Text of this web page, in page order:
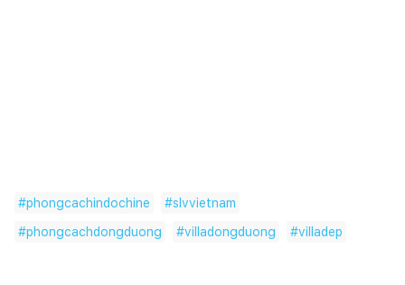
#phongcachindochine #slvvietnam
#phongcachdongduong #villadongduong #villadep